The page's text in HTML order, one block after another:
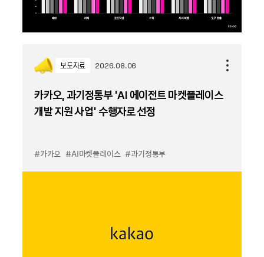
보도자료 2026.08.06
카카오, 과기정통부 ‘AI 에이전트 마켓플레이스
개발 지원 사업’ 수행자로 선정
#카카오 #AI마켓플레이스 #과기정통부